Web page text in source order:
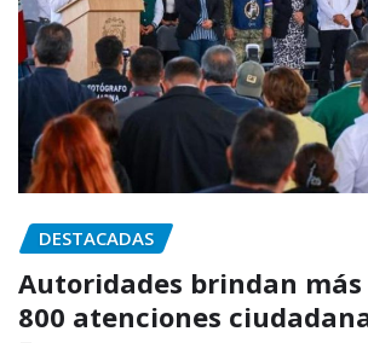
DESTACADAS
Autoridades brindan más
800 atenciones